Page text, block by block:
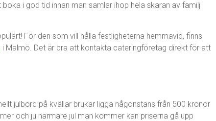
i god tid innan man samlar ihop hela skaran av familj
För den som vill hålla festligheterna hemmavid, finns
i Malmö. Det är bra att kontakta cateringföretag direkt för att
julbord på kvällar brukar ligga någonstans från 500 kronor
och ju närmare jul man kommer kan priserna gå upp